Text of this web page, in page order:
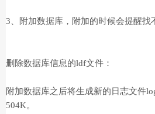
3、附加数据库，附加的时候会提醒找
删除数据库信息的ldf文件：
附加数据库之后将生成新的日志文件
504K。